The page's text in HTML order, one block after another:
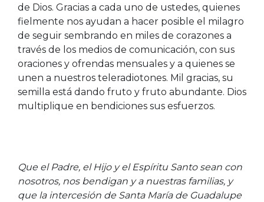
de Dios. Gracias a cada uno de ustedes, quienes
fielmente nos ayudan a hacer posible el milagro
de seguir sembrando en miles de corazones a
través de los medios de comunicación, con sus
oraciones y ofrendas mensuales y a quienes se
unen a nuestros teleradiotones. Mil gracias, su
semilla está dando fruto y fruto abundante. Dios
multiplique en bendiciones sus esfuerzos.
Que el Padre, el Hijo y el Espíritu Santo sean con
nosotros, nos bendigan y a nuestras familias, y
que la intercesión de Santa María de Guadalupe